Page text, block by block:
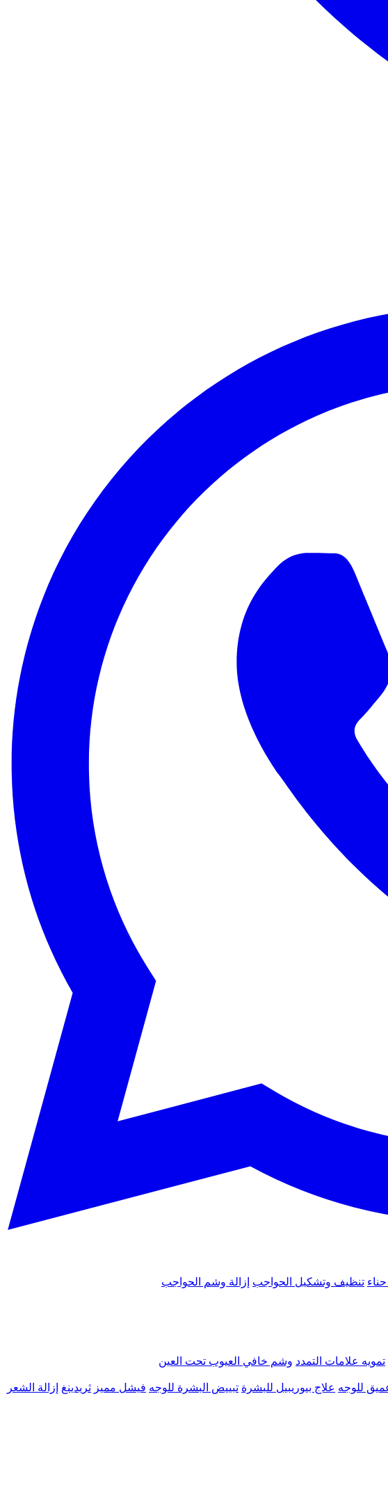
تنظيف وتشكيل الحواجب إزالة وشم الحواجب
تمويه علامات التمدد وشم خافي العيوب تحت العين
للوجه علاج بيوريبيل للبشرة تبييض البشرة للوجه فيشل مميز ثريدينغ إزالة الشعر